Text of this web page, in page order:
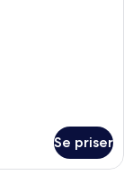
Se priser